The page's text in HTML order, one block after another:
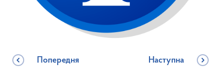
Попередня Наступна